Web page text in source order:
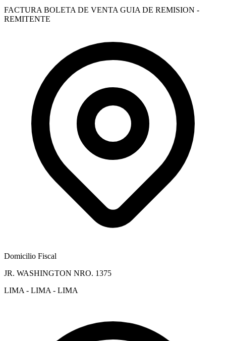
FACTURA BOLETA DE VENTA GUIA DE REMISION -
REMITENTE
Domicilio Fiscal
JR. WASHINGTON NRO. 1375
LIMA - LIMA - LIMA